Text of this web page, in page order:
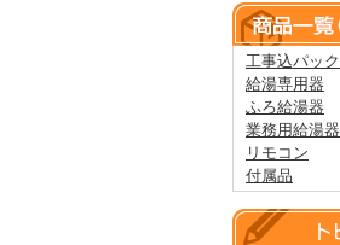
工事込パック
給湯専用器
ふろ給湯器
業務用給湯器
リモコン
付属品